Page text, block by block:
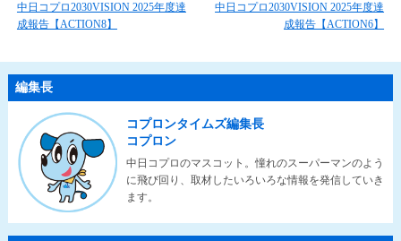
中日コプロ2030VISION 2025年度達
成報告【ACTION8】
中日コプロ2030VISION 2025年度達
成報告【ACTION6】
編集長
コプロンタイムズ編集長
コプロン
中日コプロのマスコット。憧れのスーパーマンのよう
に飛び回り、取材したいろいろな情報を発信していき
ます。